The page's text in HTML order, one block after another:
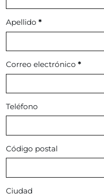
Apellido *
Correo electrónico *
Teléfono
Código postal
Ciudad